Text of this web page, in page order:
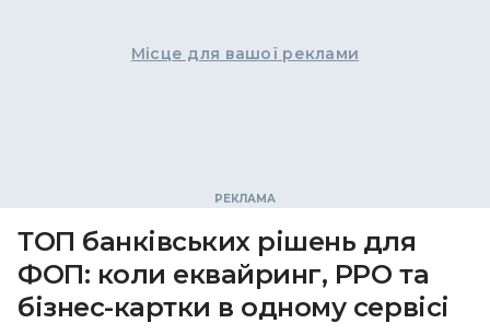
Місце для вашої реклами
ТОП банківських рішень для
ФОП: коли еквайринг, РРО та
бізнес-картки в одному сервісі